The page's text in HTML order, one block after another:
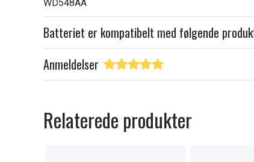
WD548AA
Batteriet er kompatibelt med følgende
Anmeldelser
Relaterede produkter